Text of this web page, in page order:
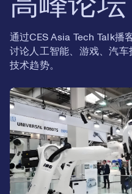
通过CES Asia Tech Talk播
讨论人工智能、游戏、汽
技术趋势。